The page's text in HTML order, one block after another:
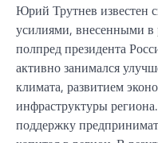
Юрий Трутнев известен
усилиями, внесенными в
полпред президента
активно занимался
климата, развитием
инфраструктуры
поддержку